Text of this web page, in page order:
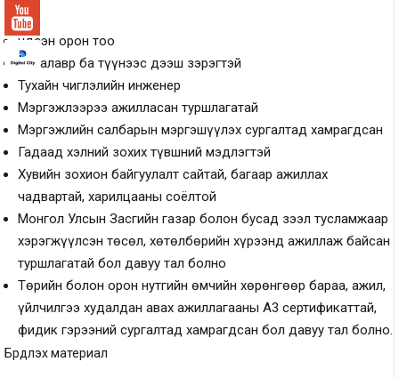
Үндсэн орон тоо
Бакалавр ба түүнээс дээш зэрэгтэй
Тухайн чиглэлийн инженер
Мэргэжлээрээ ажилласан туршлагатай
Мэргэжлийн салбарын мэргэшүүлэх сургалтад хамрагдсан
Гадаад хэлний зохих түвшний мэдлэгтэй
Хувийн зохион байгуулалт сайтай, багаар ажиллах
чадвартай, харилцааны соёлтой
Монгол Улсын Засгийн газар болон бусад зээл тусламжаар
хэрэгжүүлсэн төсөл, хөтөлбөрийн хүрээнд ажиллаж байсан
туршлагатай бол давуу тал болно
Төрийн болон орон нутгийн өмчийн хөрөнгөөр бараа, ажил,
үйлчилгээ худалдан авах ажиллагааны А3 сертификаттай,
фидик гэрээний сургалтад хамрагдсан бол давуу тал болно.
Бүрдүүлэх материал